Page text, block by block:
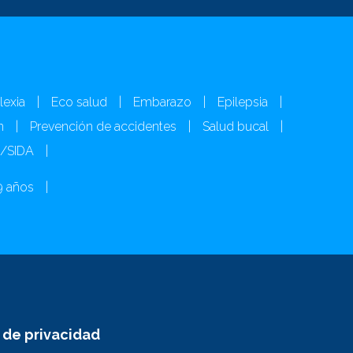
Eco salud Embarazo Epilepsia
Prevención de accidentes Salud bucal
SIDA
años
privacidad